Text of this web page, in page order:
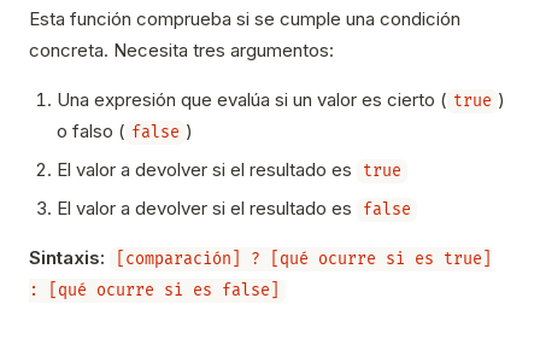
Esta función comprueba si se cumple una condición
concreta. Necesita tres argumentos:
Una expresión que evalúa si un valor es cierto ( true )
o falso ( false )
El valor a devolver si el resultado es
true
El valor a devolver si el resultado es false
Sintaxis:
[comparación] ? [qué ocurre si es true]
: [qué ocurre si es false]